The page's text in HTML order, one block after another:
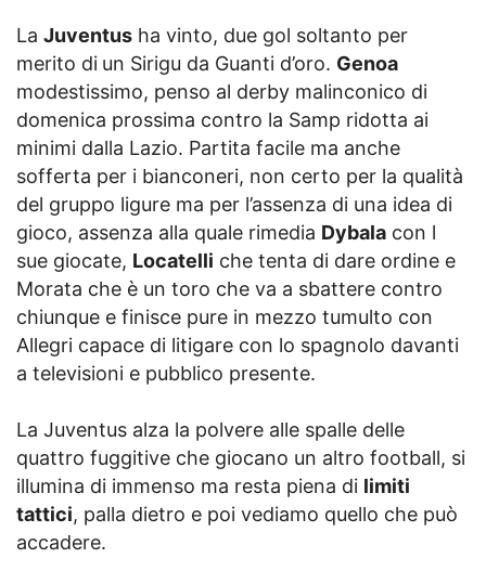
La Juventus ha vinto, due gol soltanto per
merito di un Sirigu da Guanti d’oro. Genoa
modestissimo, penso al derby malinconico di
domenica prossima contro la Samp ridotta ai
minimi dalla Lazio. Partita facile ma anche
sofferta per i bianconeri, non certo per la qualità
del gruppo ligure ma per l’assenza di una idea di
gioco, assenza alla quale rimedia Dybala con l
sue giocate, Locatelli che tenta di dare ordine e
Morata che è un toro che va a sbattere contro
chiunque e finisce pure in mezzo tumulto con
Allegri capace di litigare con lo spagnolo davanti
a televisioni e pubblico presente.
La Juventus alza la polvere alle spalle delle
quattro fuggitive che giocano un altro football, si
illumina di immenso ma resta piena di limiti
tattici, palla dietro e poi vediamo quello che può
accadere.